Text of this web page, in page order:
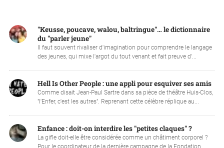
"Keusse, poucave, walou, baltringue"… le dictionnaire
du "parler jeune"
Il faut souvent rivaliser d'imagination pour comprendre le langage
des jeunes, qui mixe l'argot du tout venant et fait preuve d'...
Hell Is Other People : une appli pour esquiver ses amis
Comme disait Jean-Paul Sartre dans sa pièce de théâtre Huis-Clos,
"l'Enfer, c'est les autres". Reprenant cette célèbre réplique au...
Enfance : doit-on interdire les "petites claques" ?
La gifle doit-elle être considérée comme un châtiment corporel ?
Pour le coordinateur de la dernière campagne de la Fondation